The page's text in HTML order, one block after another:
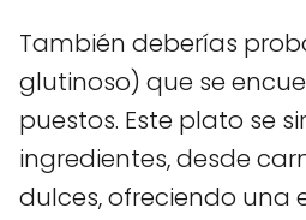
También deberías
glutinoso) que se
puestos. Este plato se
ingredientes, desde
dulces, ofreciendo una